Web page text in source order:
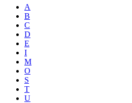
A
B
C
D
E
I
M
O
S
T
U